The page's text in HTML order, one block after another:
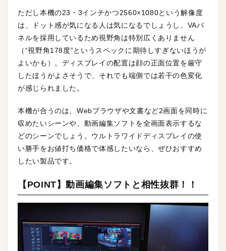
ただし本機の23・3インチかつ2560×1080という解像度
は、ドット感が気になる人は気になるでしょうし、VAパ
ネルを採用しているため視野角は特別広くありません
（“視野角178度”というスペックに期待しすぎないほうが
よいかも）。ディスプレイの配置は顔の正面位置を厳守
したほうがよさそうで、それでも端側では若干の色変化
が感じられました。
本機が合うのは、Webブラウザや文書など2画面を同時に
収めたいシーンや、動画編集ソフトを全画面表示するな
どのシーンでしょう。ウルトラワイドディスプレイの使
い勝手をお値打ち価格で体感したいなら、ぜひおすすめ
したい製品です。
【POINT】動画編集ソフトと相性抜群！！